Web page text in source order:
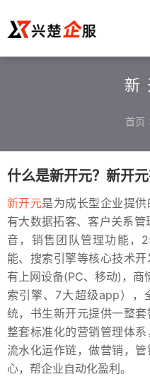
新
首页
什么是新开元？新开元
新开元是为成长型企业提
有大数据拓客、客户关系
音，销售团队管理功能，
能、搜索引擎等核心技术
有上网设备(PC、移动)，商
索引擎、7大超级app），
统，书生新开元提供一整
整套标准化的营销管理体
流水化运作链，做营销，
心，帮企业自动化盈利。